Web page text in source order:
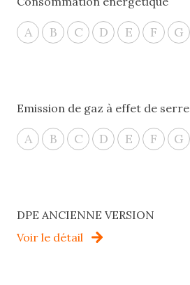
A B C D E F G
Emission de gaz à effet de serre
A B C D E F G
DPE ANCIENNE VERSION
Voir le détail